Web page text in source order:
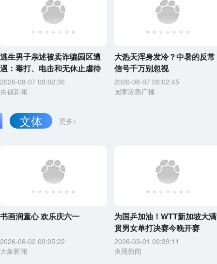
逃生男子亲述被卖诈骗园区遭
遇：毒打、电击和无休止虐待
2026-08-07 09:02:36
央视新闻
大热天浑身发冷？中暑的反常
信号千万别忽视
2026-08-07 09:02:45
国家应急广播
更多>
文体
书画润童心 欢乐庆六一
2026-06-02 09:05:22
大象新闻
为国乒加油！WTT新加坡大满
贯男女单打决赛今晚开赛
2026-03-01 09:39:11
央视新闻